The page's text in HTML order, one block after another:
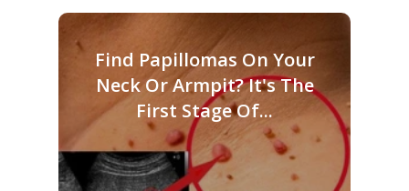
Find Papillomas On Your
Neck Or Armpit? It's The
First Stage Of...